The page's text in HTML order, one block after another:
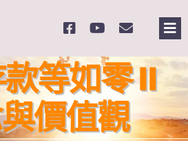
等如零 II
價值觀